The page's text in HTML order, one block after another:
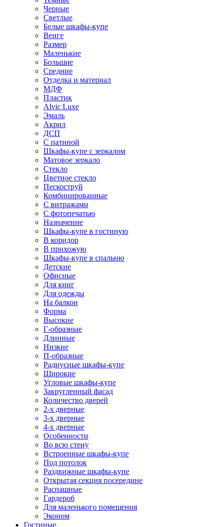
Черные
Светлые
Белые шкафы-купе
Венге
Размер
Маленькие
Большие
Средние
Отделка и материал
МДФ
Пластик
Alvic Luxe
Эмаль
Акрил
ДСП
С патиной
Шкафы-купе с зеркалом
Матовое зеркало
Стекло
Цветное стекло
Пескоструй
Комбинированные
С витражами
С фотопечатью
Назначение
Шкафы-купе в гостиную
В коридор
В прихожую
Шкафы-купе в спальню
Детские
Офисные
Для книг
Для одежды
На балкон
Форма
Высокие
Г-образные
Длинные
Низкие
П-образные
Радиусные шкафы-купе
Широкие
Угловые шкафы-купе
Закругленный фасад
Количество дверей
2-х дверные
3-х дверные
4-х дверные
Особенности
Во всю стену
Встроенные шкафы-купе
Под потолок
Раздвижные шкафы-купе
Открытая секция посередине
Распашные
Гардероб
Для маленького помещения
Эконом
Гостиные